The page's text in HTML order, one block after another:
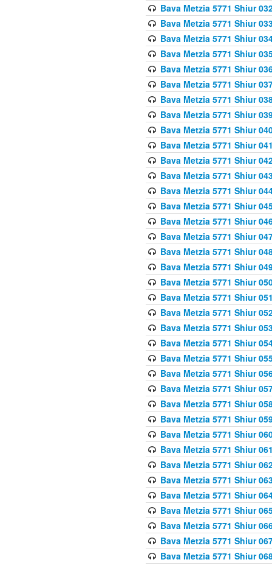
Bava Metzia 5771 Shiur
Bava Metzia 5771 Shiur
Bava Metzia 5771 Shiur
Bava Metzia 5771 Shiur
Bava Metzia 5771 Shiur
Bava Metzia 5771 Shiur
Bava Metzia 5771 Shiur
Bava Metzia 5771 Shiur
Bava Metzia 5771 Shiur
Bava Metzia 5771 Shiur
Bava Metzia 5771 Shiur
Bava Metzia 5771 Shiur
Bava Metzia 5771 Shiur
Bava Metzia 5771 Shiur
Bava Metzia 5771 Shiur
Bava Metzia 5771 Shiur
Bava Metzia 5771 Shiur
Bava Metzia 5771 Shiur
Bava Metzia 5771 Shiur
Bava Metzia 5771 Shiur
Bava Metzia 5771 Shiur
Bava Metzia 5771 Shiur
Bava Metzia 5771 Shiur
Bava Metzia 5771 Shiur
Bava Metzia 5771 Shiur
Bava Metzia 5771 Shiur
Bava Metzia 5771 Shiur
Bava Metzia 5771 Shiur
Bava Metzia 5771 Shiur
Bava Metzia 5771 Shiur
Bava Metzia 5771 Shiur
Bava Metzia 5771 Shiur
Bava Metzia 5771 Shiur
Bava Metzia 5771 Shiur
Bava Metzia 5771 Shiur
Bava Metzia 5771 Shiur
Bava Metzia 5771 Shiur